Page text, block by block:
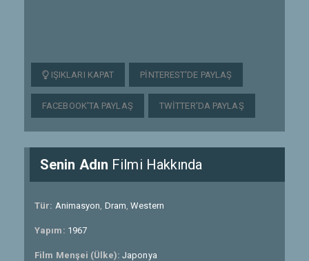
IŞIKLARI KAPAT PINTEREST'DE PAYLAŞ
FACEBOOK'TA PAYLAŞ TWITTER'DA PAYLAŞ
Senin Adın Filmi Hakkında
Tür: Animasyon, Dram,Western
Yapım: 1967
Film Menşei (Ülke): Japonya